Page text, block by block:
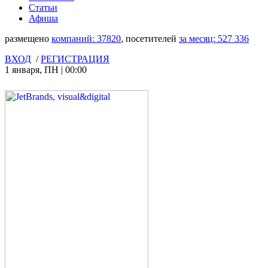
Статьи
Афиша
размещено компаний: 37820, посетителей за месяц: 527 336
ВХОД /РЕГИСТРАЦИЯ
1 января, ПН | 00:00